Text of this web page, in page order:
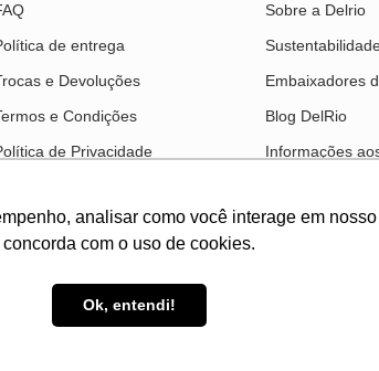
analisar como você interage em
concorda com o uso de cookies.
Ok, entendi!
de entrega
e Devoluções
e Condições
de Privacidade
Sobre a Delrio
Embaixadores
Blog DelRio
Informações
Colaboradores
Fullcommerce. - Rodovia Anhanguera, 800, km 31,7, bloco